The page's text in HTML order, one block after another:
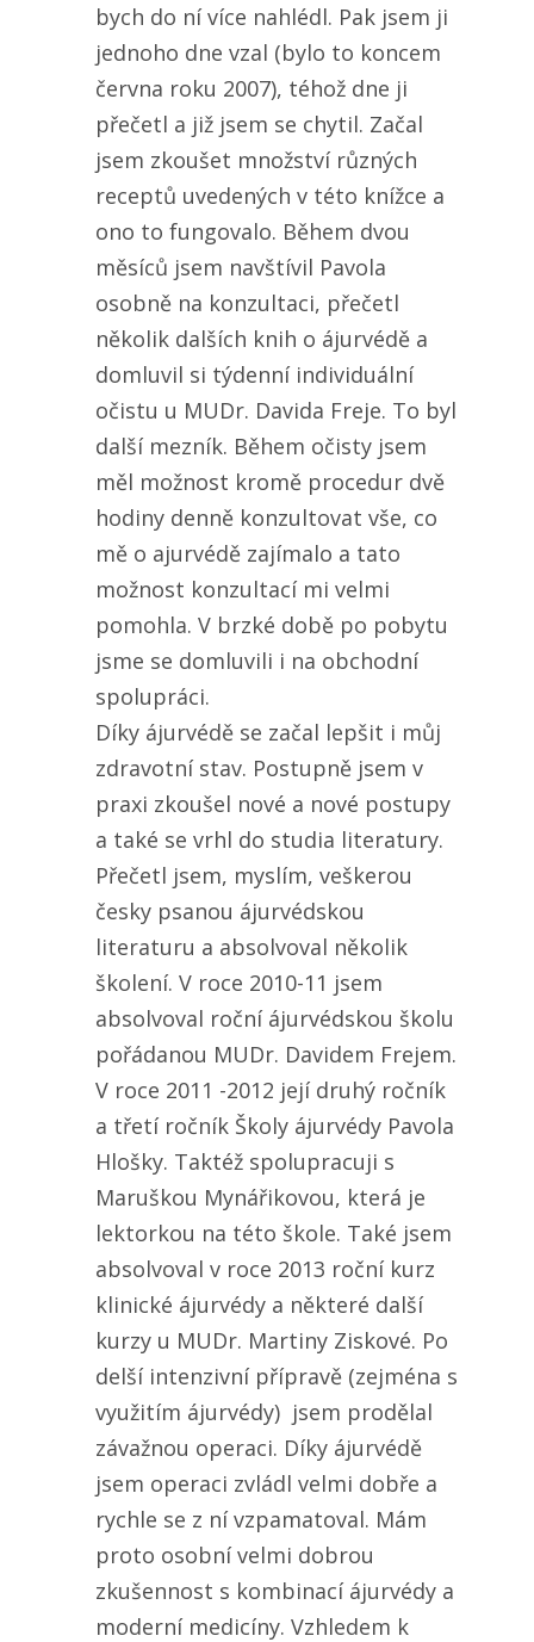
bych do ní více nahlédl. Pak jsem ji
jednoho dne vzal (bylo to koncem
června roku 2007), téhož dne ji
přečetl a již jsem se chytil. Začal
jsem zkoušet množství různých
receptů uvedených v této knížce a
ono to fungovalo. Během dvou
měsíců jsem navštívil Pavola
osobně na konzultaci, přečetl
několik dalších knih o ájurvédě a
domluvil si týdenní individuální
očistu u MUDr. Davida Freje. To byl
další mezník. Během očisty jsem
měl možnost kromě procedur dvě
hodiny denně konzultovat vše, co
mě o ajurvédě zajímalo a tato
možnost konzultací mi velmi
pomohla. V brzké době po pobytu
jsme se domluvili i na obchodní
spolupráci.
Díky ájurvédě se začal lepšit i můj
zdravotní stav. Postupně jsem v
praxi zkoušel nové a nové postupy
a také se vrhl do studia literatury.
Přečetl jsem, myslím, veškerou
česky psanou ájurvédskou
literaturu a absolvoval několik
školení. V roce 2010-11 jsem
absolvoval roční ájurvédskou školu
pořádanou MUDr. Davidem Frejem.
V roce 2011 -2012 její druhý ročník
a třetí ročník Školy ájurvédy Pavola
Hlošky. Taktéž spolupracuji s
Maruškou Mynářikovou, která je
lektorkou na této škole. Také jsem
absolvoval v roce 2013 roční kurz
klinické ájurvédy a některé další
kurzy u MUDr. Martiny Ziskové. Po
delší intenzivní přípravě (zejména s
využitím ájurvédy) jsem prodělal
závažnou operaci. Díky ájurvédě
jsem operaci zvládl velmi dobře a
rychle se z ní vzpamatoval. Mám
proto osobní velmi dobrou
zkušennost s kombinací ájurvédy a
moderní medicíny. Vzhledem k